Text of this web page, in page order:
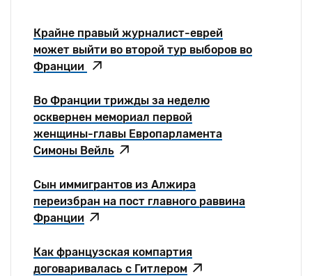
Крайне правый журналист-еврей
может выйти во второй тур выборов во
Франции
Во Франции трижды за неделю
осквернен мемориал первой
женщины-главы Европарламента
Симоны Вейль
Сын иммигрантов из Алжира
переизбран на пост главного раввина
Франции
Как французская компартия
договаривалась с Гитлером